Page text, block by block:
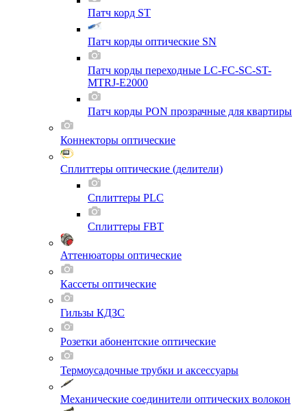
Патч корд ST
Патч корды оптические SN
Патч корды переходные LC-FC-SC-ST-
MTRJ-E2000
Патч корды PON прозрачные для квартиры
Коннекторы оптические
Сплиттеры оптические (делители)
Сплиттеры PLC
Сплиттеры FBT
Аттенюаторы оптические
Кассеты оптические
Гильзы КДЗС
Розетки абонентские оптические
Термоусадочные трубки и аксессуары
Механические соединители оптических волокон